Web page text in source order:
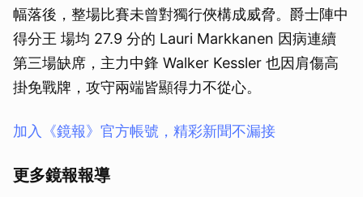
幅落後，整場比賽未曾對獨行俠構成威脅。爵士陣中
得分王 場均 27.9 分的 Lauri Markkanen 因病連續
第三場缺席，主力中鋒 Walker Kessler 也因肩傷高
掛免戰牌，攻守兩端皆顯得力不從心。
加入《鏡報》官方帳號，精彩新聞不漏接
更多鏡報報導